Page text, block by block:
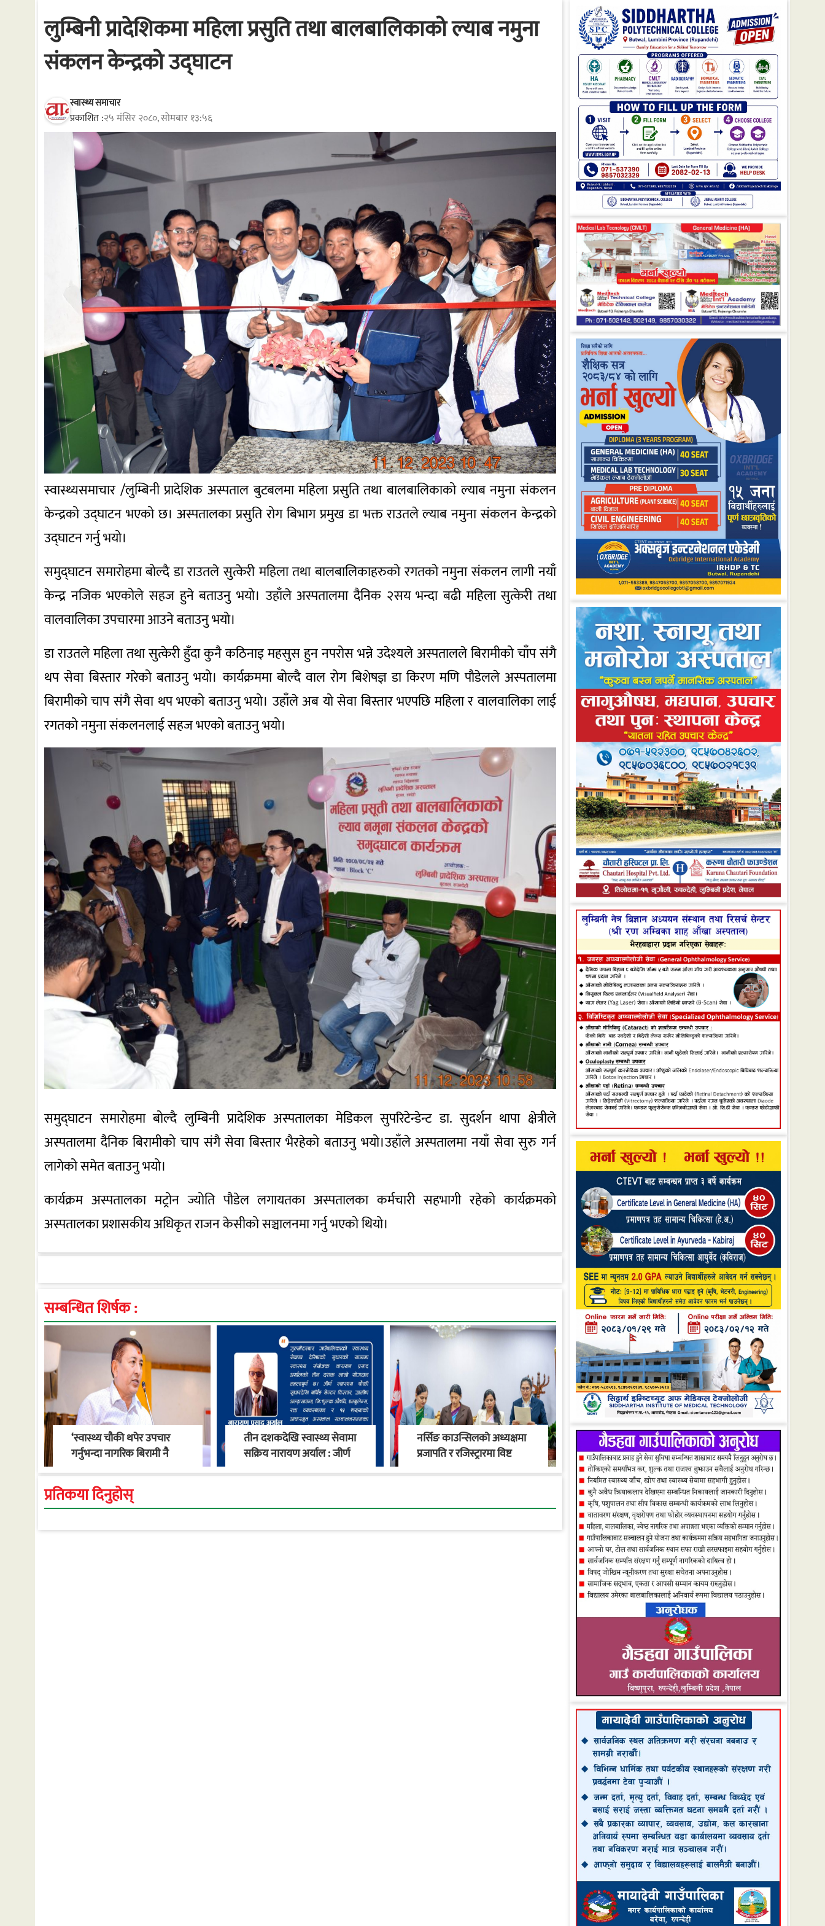
लुम्बिनी प्रादेशिकमा महिला प्रसुति तथा बालबालिकाको ल्याब नमुना
संकलन केन्द्रको उद्घाटन
स्वास्थ्य समाचार
प्रकाशित :२५ मंसिर २०८०, सोमबार १३:५६
स्वास्थ्यसमाचार /लुम्बिनी प्रादेशिक अस्पताल बुटबलमा महिला प्रसुति तथा बालबालिकाको ल्याब नमुना संकलन
केन्द्रको उद्घाटन भएको छ। अस्पतालका प्रसुति रोग बिभाग प्रमुख डा भक्त राउतले ल्याब नमुना संकलन केन्द्रको
उद्घाटन गर्नु भयो।
समुद्घाटन समारोहमा बोल्दै डा राउतले सुत्केरी महिला तथा बालबालिकाहरुको रगतको नमुना संकलन लागी नयाँ
केन्द्र नजिक भएकोले सहज हुने बताउनु भयो। उहाँले अस्पतालमा दैनिक २सय भन्दा बढी महिला सुत्केरी तथा
वालवालिका उपचारमा आउने बताउनु भयो।
डा राउतले महिला तथा सुत्केरी हुँदा कुनै कठिनाइ महसुस हुन नपरोस भन्ने उदेश्यले अस्पतालले बिरामीको चाँप संगै
थप सेवा बिस्तार गरेको बताउनु भयो। कार्यक्रममा बोल्दै वाल रोग बिशेषज्ञ डा किरण मणि पौडेलले अस्पतालमा
बिरामीको चाप संगै सेवा थप भएको बताउनु भयो। उहाँले अब यो सेवा बिस्तार भएपछि महिला र वालवालिका लाई
रगतको नमुना संकलनलाई सहज भएको बताउनु भयो।
समुद्घाटन समारोहमा बोल्दै लुम्बिनी प्रादेशिक अस्पतालका मेडिकल सुपरिटेन्डेन्ट डा. सुदर्शन थापा क्षेत्रीले
अस्पतालमा दैनिक बिरामीको चाप संगै सेवा बिस्तार भैरहेको बताउनु भयो।उहाँले अस्पतालमा नयाँ सेवा सुरु गर्न
लागेको समेत बताउनु भयो।
कार्यक्रम अस्पतालका मट्रोन ज्योति पौडेल लगायतका अस्पतालका कर्मचारी सहभागी रहेको कार्यक्रमको
अस्पतालका प्रशासकीय अधिकृत राजन केसीको सञ्चालनमा गर्नु भएको थियो।
सम्बन्धित शिर्षक :
‘स्वास्थ्य चौकी थपेर उपचार
गर्नुभन्दा नागरिक बिरामी नै
नपर्ने वातावरण बनाऔँ’ : मेयर
तीन दशकदेखि स्वास्थ्य सेवामा
सक्रिय नारायण अर्याल : जीर्ण
स्वास्थ्य चौकीदेखि
नर्सिङ काउन्सिलको अध्यक्षमा
प्रजापति र रजिस्ट्रारमा विष्ट
नियुक्त
प्रतिकया दिनुहोस्